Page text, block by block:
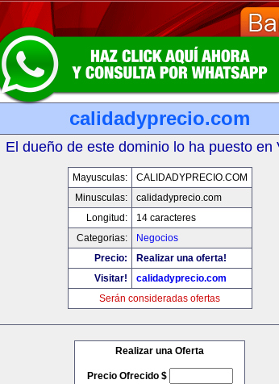
calidadyprecio.com
El dueño de este dominio lo ha puesto en
Mayusculas:
CALIDADYPRECIO.COM
Minusculas:
calidadyprecio.com
Longitud:
14 caracteres
Categorias:
Negocios
Precio:
Realizar una oferta!
Visitar!
calidadyprecio.com
Serán consideradas ofertas
Realizar una Oferta
Precio Ofrecido $